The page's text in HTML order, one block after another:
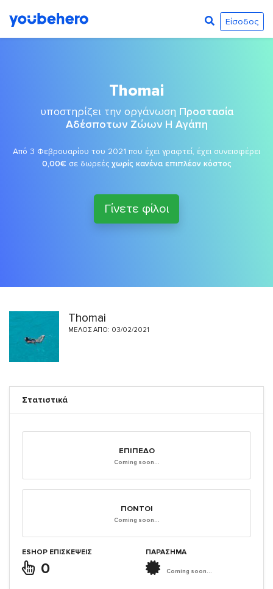
Είσοδος
Thomai
υποστηρίζει την οργάνωση Προστασία
Αδέσποτων Ζώων Η Αγάπη
Από 3 Φεβρουαρίου του 2021 που έχει γραφτεί, έχει συνεισφέρει
0,00€ σε δωρεές χωρίς κανένα επιπλέον κόστος
Γίνετε φίλοι
Thomai
ΜΈΛΟΣ ΑΠΌ: 03/02/2021
Στατιστικά
ΕΠΊΠΕΔΟ
Coming soon...
ΠΌΝΤΟΙ
Coming soon...
ESHOP ΕΠΙΣΚΈΨΕΙΣ
0
ΠΑΡΑΣΗΜΑ
Coming soon...